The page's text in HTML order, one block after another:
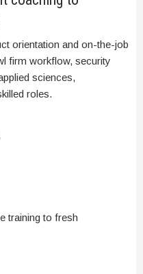
orientation and on-the-job
firm workflow, security
sciences,
roles.
training to fresh